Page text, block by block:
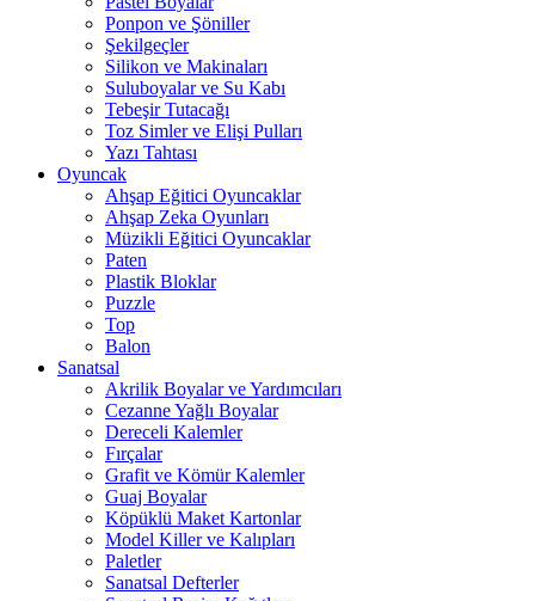
Ponpon ve Şöniller
Şekilgeçler
Silikon ve Makinaları
Suluboyalar ve Su Kabı
Tebeşir Tutacağı
Toz Simler ve Elişi Pulları
Yazı Tahtası
Oyuncak
Ahşap Eğitici Oyuncaklar
Ahşap Zeka Oyunları
Müzikli Eğitici Oyuncaklar
Paten
Plastik Bloklar
Puzzle
Top
Balon
Sanatsal
Akrilik Boyalar ve Yardımcıları
Cezanne Yağlı Boyalar
Dereceli Kalemler
Fırçalar
Grafit ve Kömür Kalemler
Guaj Boyalar
Köpüklü Maket Kartonlar
Model Killer ve Kalıpları
Paletler
Sanatsal Defterler